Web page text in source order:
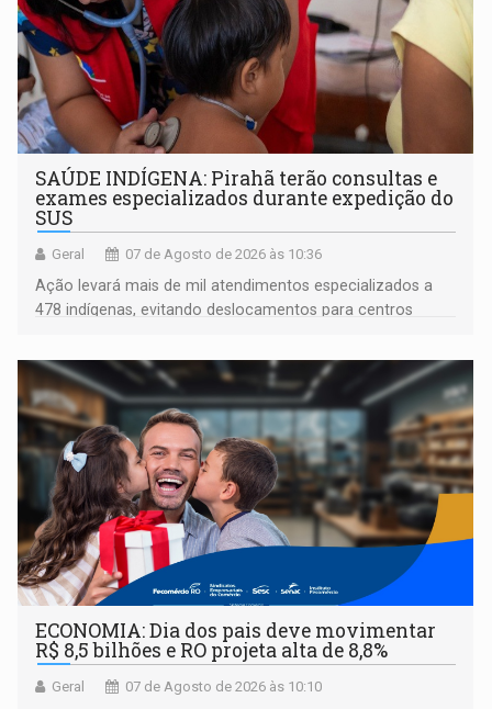
SAÚDE INDÍGENA: Pirahã terão consultas e
exames especializados durante expedição do
SUS
Geral 07 de Agosto de 2026 às 10:36
Ação levará mais de mil atendimentos especializados a
478 indígenas, evitando deslocamentos para centros
ECONOMIA: Dia dos pais deve movimentar
R$ 8,5 bilhões e RO projeta alta de 8,8%
Geral 07 de Agosto de 2026 às 10:10